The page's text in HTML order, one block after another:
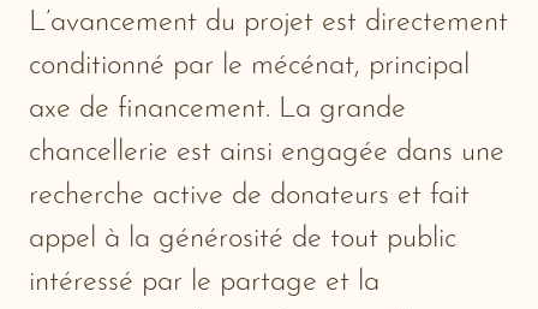
L’avancement du projet est directement
conditionné par le mécénat, principal
axe de financement. La grande
chancellerie est ainsi engagée dans une
recherche active de donateurs et fait
appel à la générosité de tout public
intéressé par le partage et la